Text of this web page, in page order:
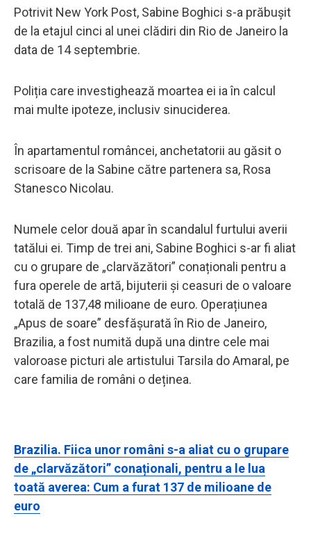
Potrivit New York Post, Sabine Boghici s-a prăbușit
de la etajul cinci al unei clădiri din Rio de Janeiro la
data de 14 septembrie.
Poliția care investighează moartea ei ia în calcul
mai multe ipoteze, inclusiv sinuciderea.
În apartamentul româncei, anchetatorii au găsit o
scrisoare de la Sabine către partenera sa, Rosa
Stanesco Nicolau.
Numele celor două apar în scandalul furtului averii
tatălui ei. Timp de trei ani, Sabine Boghici s-ar fi aliat
cu o grupare de „clarvăzători” conaționali pentru a
fura operele de artă, bijuterii și ceasuri de o valoare
totală de 137,48 milioane de euro. Operațiunea
„Apus de soare” desfășurată în Rio de Janeiro,
Brazilia, a fost numită după una dintre cele mai
valoroase picturi ale artistului Tarsila do Amaral, pe
care familia de români o deținea.
Brazilia. Fiica unor români s-a aliat cu o grupare
de „clarvăzători” conaționali, pentru a le lua
toată averea: Cum a furat 137 de milioane de
euro